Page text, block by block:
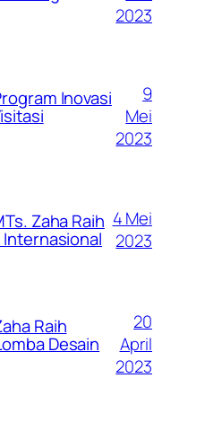
2023
Inovasi
9
Mei
2023
Zaha Raih
Internasional
4 Mei
2023
Raih
Desain
20
April
2023